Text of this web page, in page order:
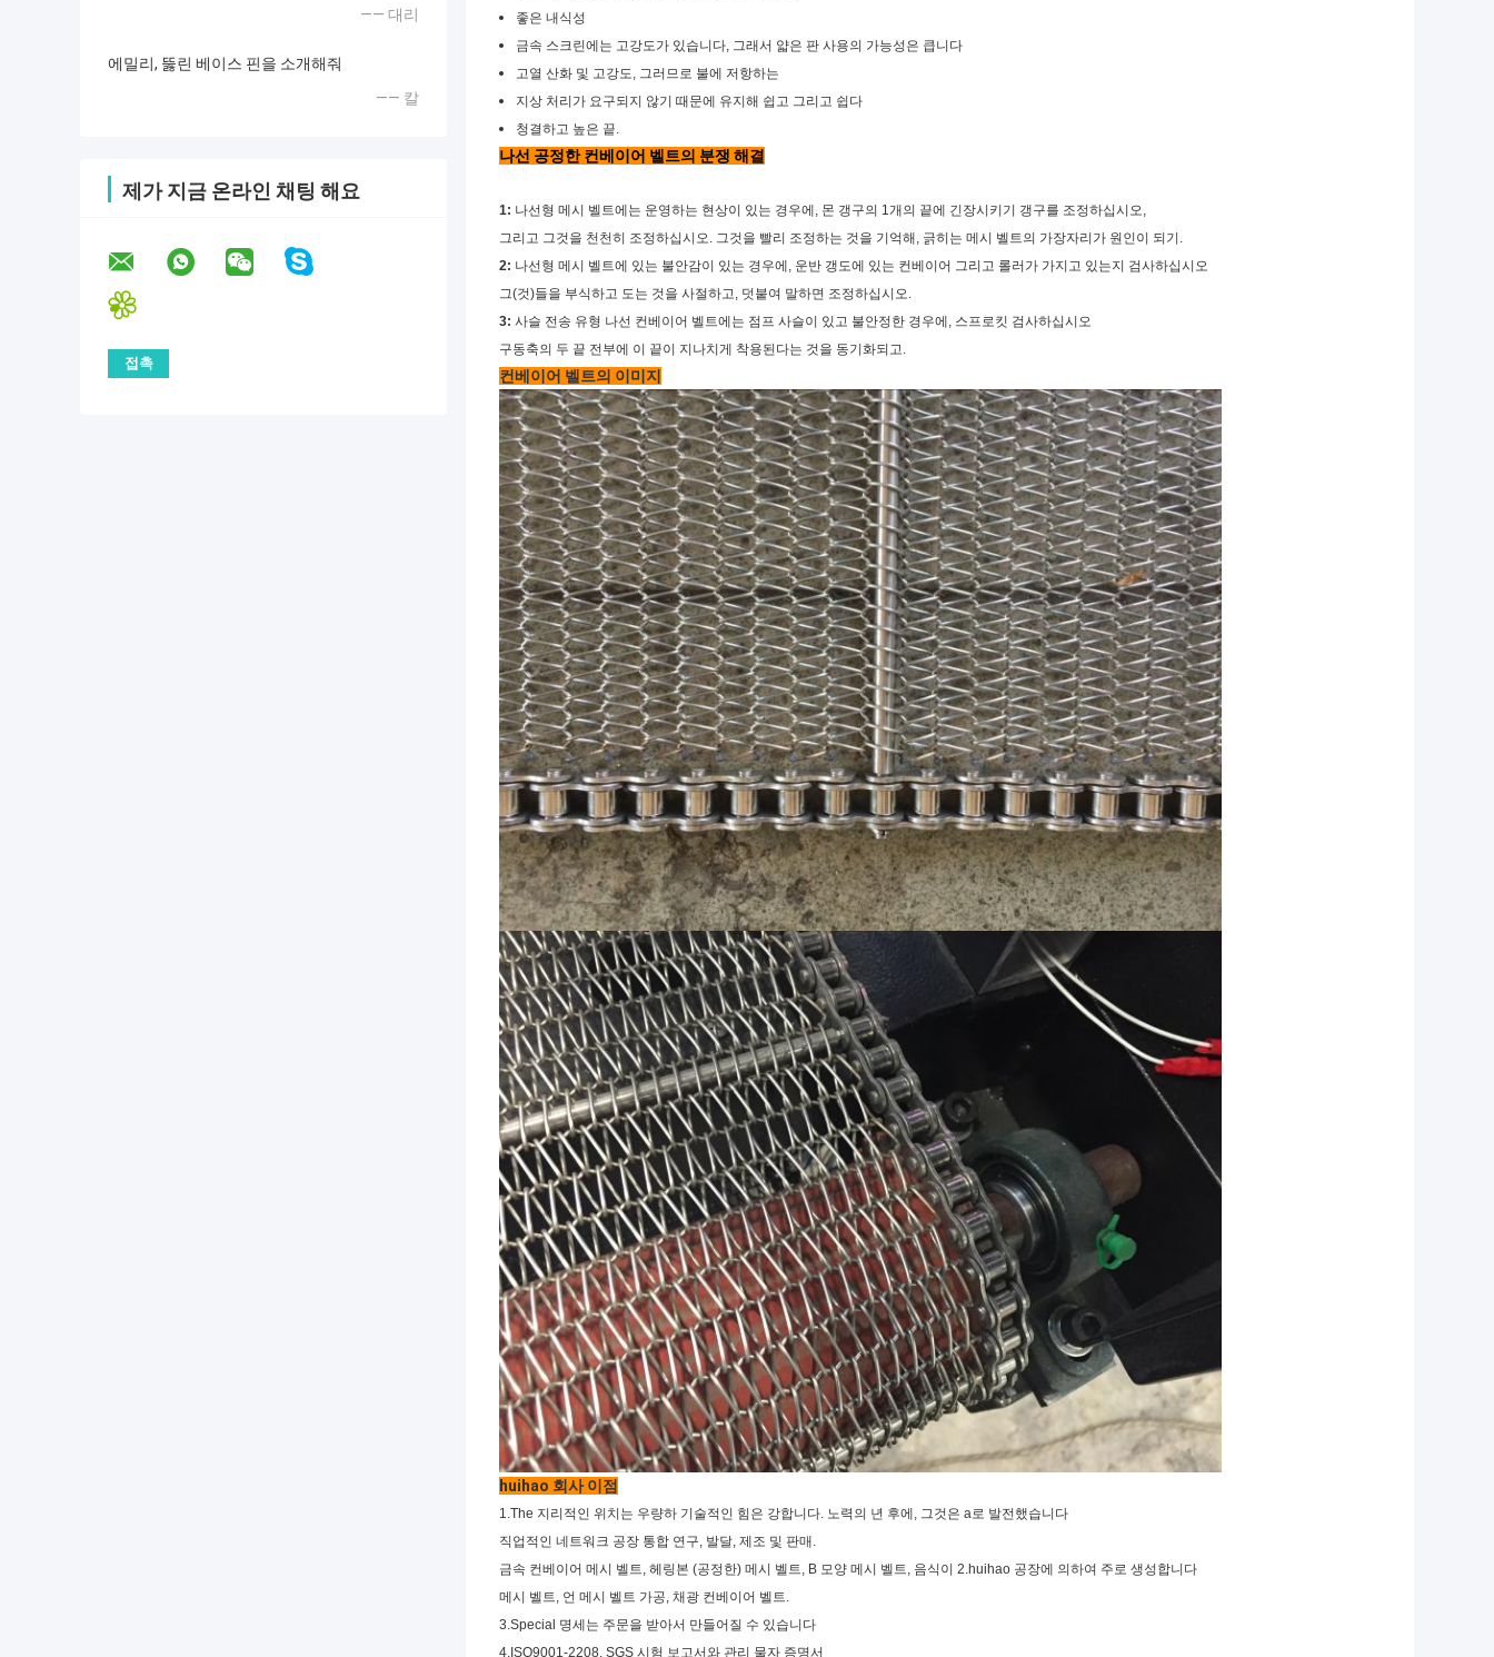
—— 대리
에밀리, 뚫린 베이스 핀을 소개해줘
—— 칼
제가 지금 온라인 채팅 해요
좋은 내식성
금속 스크린에는 고강도가 있습니다, 그래서 얇은 판 사용의 가능성은 큽니다
고열 산화 및 고강도, 그러므로 불에 저항하는
지상 처리가 요구되지 않기 때문에 유지해 쉽고 그리고 쉽다
청결하고 높은 끝.
나선 공정한 컨베이어 벨트의 분쟁 해결
1: 나선형 메시 벨트에는 운영하는 현상이 있는 경우에, 몬 갱구의 1개의 끝에 긴장시키기 갱구를 조정하십시오,
그리고 그것을 천천히 조정하십시오. 그것을 빨리 조정하는 것을 기억해, 긁히는 메시 벨트의 가장자리가 원인이 되기.
2: 나선형 메시 벨트에 있는 불안감이 있는 경우에, 운반 갱도에 있는 컨베이어 그리고 롤러가 가지고 있는지 검사하십시오
그(것)들을 부식하고 도는 것을 사절하고, 덧붙여 말하면 조정하십시오.
3: 사슬 전송 유형 나선 컨베이어 벨트에는 점프 사슬이 있고 불안정한 경우에, 스프로킷 검사하십시오
구동축의 두 끝 전부에 이 끝이 지나치게 착용된다는 것을 동기화되고.
컨베이어 벨트의 이미지
huihao 회사 이점
1.The 지리적인 위치는 우량하 기술적인 힘은 강합니다. 노력의 년 후에, 그것은 a로 발전했습니다
직업적인 네트워크 공장 통합 연구, 발달, 제조 및 판매.
금속 컨베이어 메시 벨트, 헤링본 (공정한) 메시 벨트, B 모양 메시 벨트, 음식이 2.huihao 공장에 의하여 주로 생성합니다
메시 벨트, 언 메시 벨트 가공, 채광 컨베이어 벨트.
3.Special 명세는 주문을 받아서 만들어질 수 있습니다
4.ISO9001-2208, SGS 시험 보고서와 관리 물자 증명서